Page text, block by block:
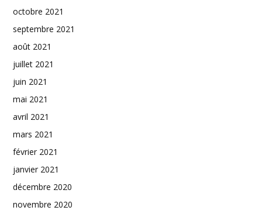
octobre 2021
septembre 2021
août 2021
juillet 2021
juin 2021
mai 2021
avril 2021
mars 2021
février 2021
janvier 2021
décembre 2020
novembre 2020